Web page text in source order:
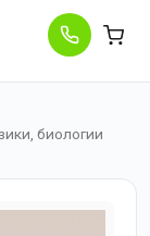
биологии